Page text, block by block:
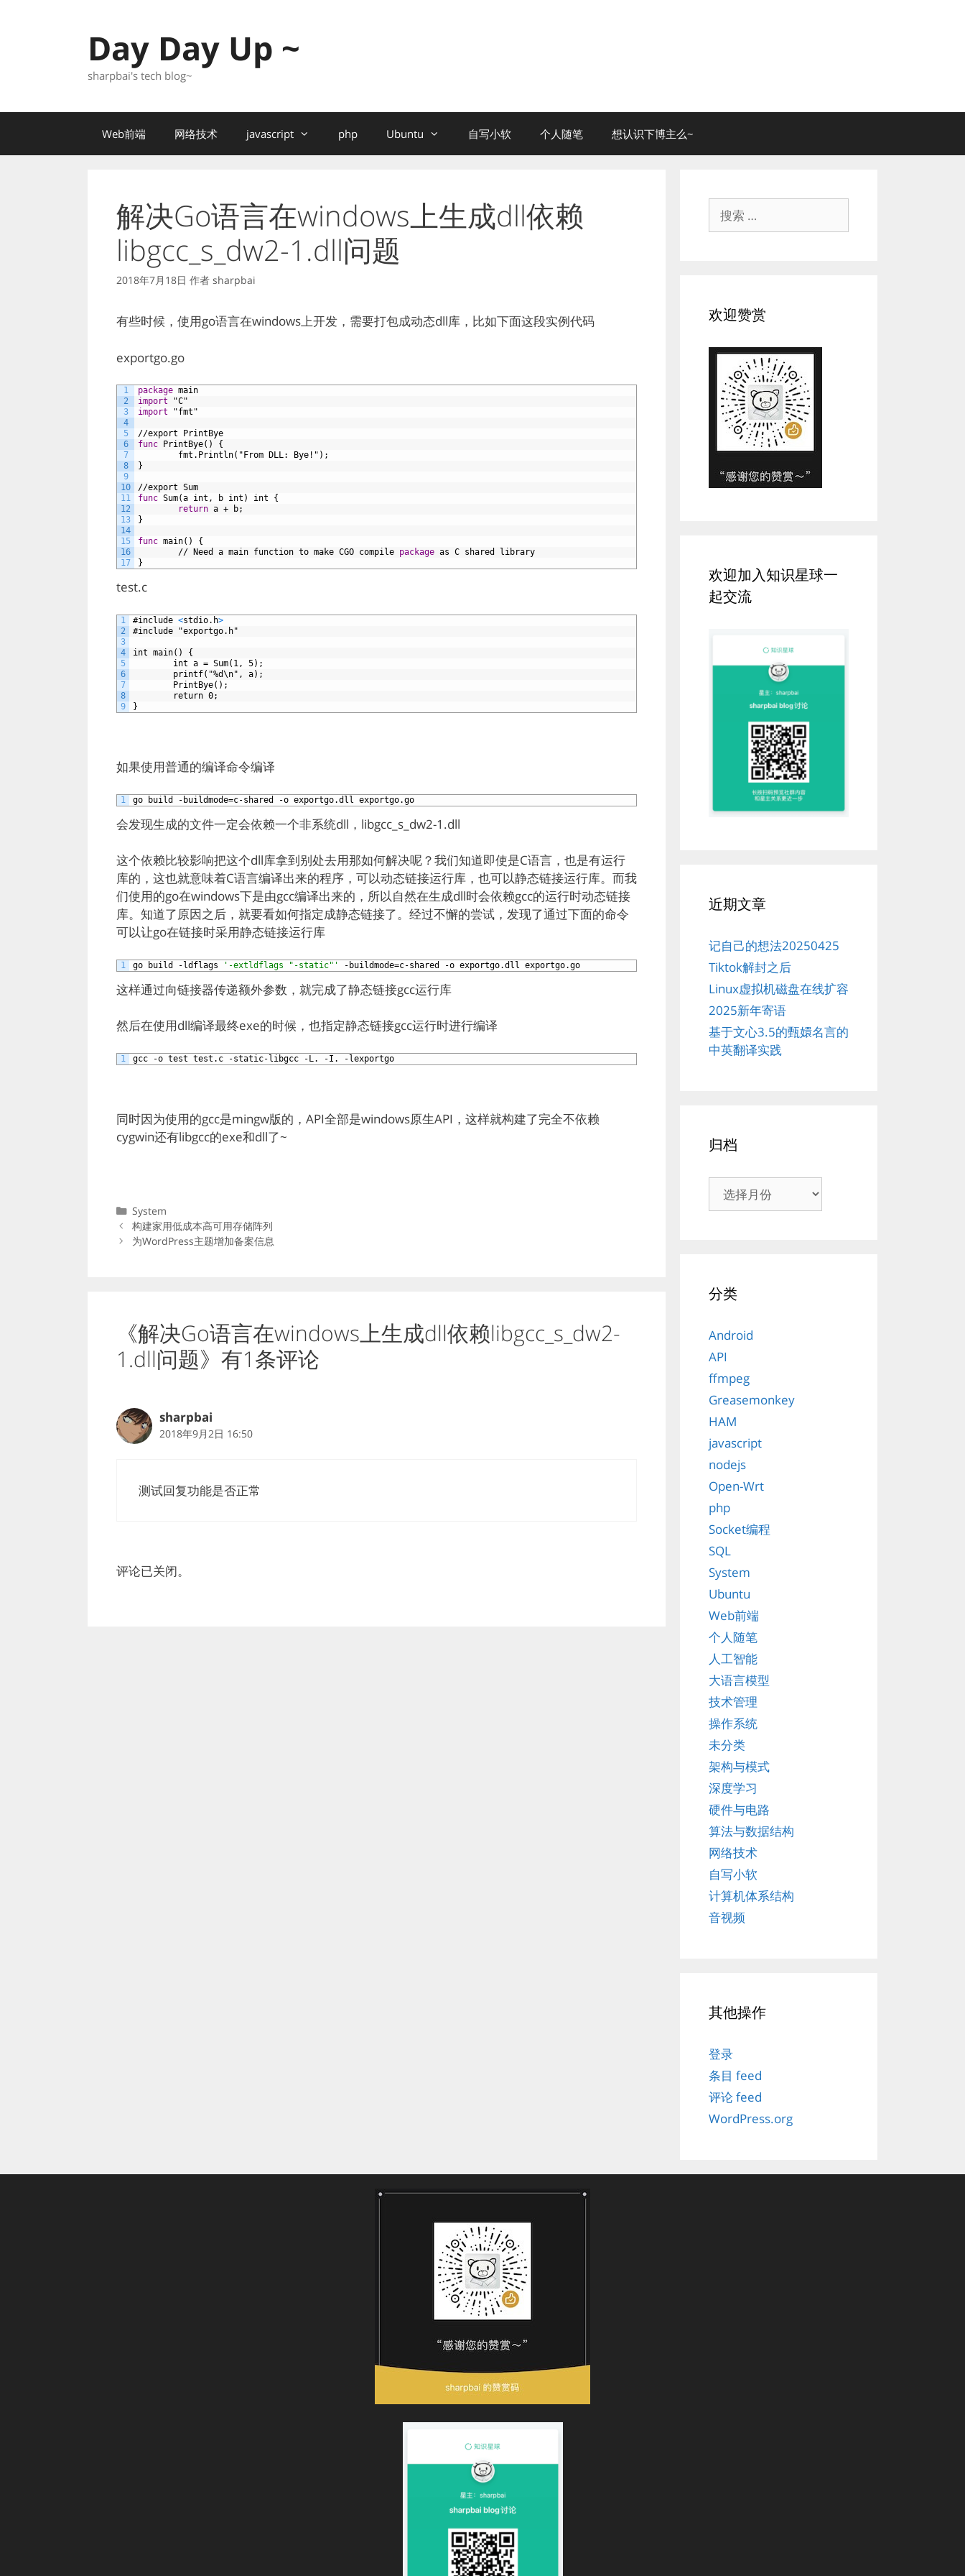
Day Day Up ~
sharpbai's tech blog~
Web前端 网络技术 javascript php Ubuntu 自写小软 个人随笔 想认识下博主么~
解决Go语言在windows上生成dll依赖
libgcc_s_dw2-1.dll问题
2018年7月18日 作者 sharpbai
有些时候，使用go语言在windows上开发，需要打包成动态dll库，比如下面这段实例代码
exportgo.go
1
2
3
4
5
6
7
8
9
10
11
12
13
14
15
16
17
package main
import
"C"
import
"fmt"
//export
PrintBye
func
PrintBye()
{
fmt.Println("From
DLL:
Bye!");
}
//export Sum
func Sum(a int, b int) int
{
return a +
b;
}
func main()
{
//
Need a main function to make CGO compile package as C shared
library
}
test.c
1
2
3
4
5
6
7
8
9
#include <stdio.h>
#include
"exportgo.h"
int main()
{
int a = Sum(1,
5);
printf("%d\n",
a);
PrintBye();
return 0;
}
如果使用普通的编译命令编译
1 go build -buildmode=c-shared -o exportgo.dll exportgo.go
会发现生成的文件一定会依赖一个非系统dll，libgcc_s_dw2-1.dll
这个依赖比较影响把这个dll库拿到别处去用那如何解决呢？我们知道即使是C语言，也是有运行
库的，这也就意味着C语言编译出来的程序，可以动态链接运行库，也可以静态链接运行库。而我
们使用的go在windows下是由gcc编译出来的，所以自然在生成dll时会依赖gcc的运行时动态链接
库。知道了原因之后，就要看如何指定成静态链接了。经过不懈的尝试，发现了通过下面的命令
可以让go在链接时采用静态链接运行库
1 go build -ldflags '-extldflags "-static"' -buildmode=c-shared -o exportgo.dll exportgo.go
这样通过向链接器传递额外参数，就完成了静态链接gcc运行库
然后在使用dll编译最终exe的时候，也指定静态链接gcc运行时进行编译
1 gcc -o test test.c -static-libgcc -L. -I. -lexportgo
同时因为使用的gcc是mingw版的，API全部是windows原生API，这样就构建了完全不依赖
cygwin还有libgcc的exe和dll了~
分
类
System
构建家用低成本高可用存储阵列
为WordPress主题增加备案信息
《解决Go语言在windows上生成dll依赖libgcc_s_dw2-
1.dll问题》有1条评论
sharpbai
2018年9月2日 16:50
测试回复功能是否正常
评论已关闭。
索：
欢迎赞赏
欢迎加入知识星球一
起交流
近期文章
记自己的想法20250425
Tiktok解封之后
Linux虚拟机磁盘在线扩容
2025新年寄语
基于文心3.5的甄嬛名言的
中英翻译实践
归档
分类
Android
API
ffmpeg
Greasemonkey
HAM
javascript
nodejs
Open-Wrt
php
Socket编程
SQL
System
Ubuntu
Web前端
个人随笔
人工智能
大语言模型
技术管理
操作系统
未分类
架构与模式
深度学习
硬件与电路
算法与数据结构
网络技术
自写小软
计算机体系结构
音视频
其他操作
登录
条目 feed
评论 feed
WordPress.org